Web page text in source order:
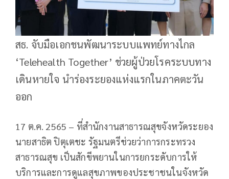
สธ. จับมือเอกชนพัฒนาระบบแพทย์ทางไกล
‘Telehealth Together’ ช่วยผู้ป่วยโรคระบบทาง
เดินหายใจ นำร่องระยองแห่งแรกในภาคตะวัน
ออก
17 ต.ค. 2565 – ที่สำนักงานสาธารณสุขจังหวัดระยอง
นายสาธิต ปิตุเตชะ รัฐมนตรีช่วยว่าการกระทรวง
สาธารณสุข เป็นสักขีพยานในการยกระดับการให้
บริการและการดูแลสุขภาพของประชาชนในจังหวัด